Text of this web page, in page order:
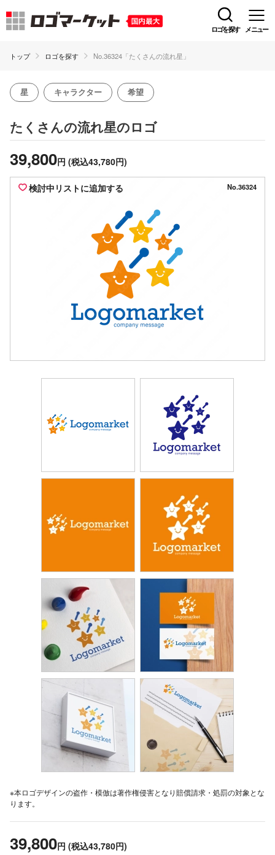
ロゴを探す メニュー
トップ ロゴを探す No.36324「たくさんの流れ星」
星 キャラクター 希望
たくさんの流れ星のロゴ
39,800円 (税込43,780円)
検討中リストに追加する No.36324
※本ロゴデザインの盗作・模倣は著作権侵害となり賠償請求・処罰の対象とな
ります。
39,800円 (税込43,780円)